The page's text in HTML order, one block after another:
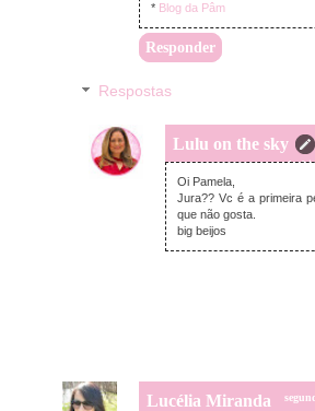
* Blog da Pâm
Responder
Respostas
Lulu on the sky
segunda-
Oi Pamela,
Jura?? Vc é a primeira
que não gosta.
big beijos
Lucélia Miranda